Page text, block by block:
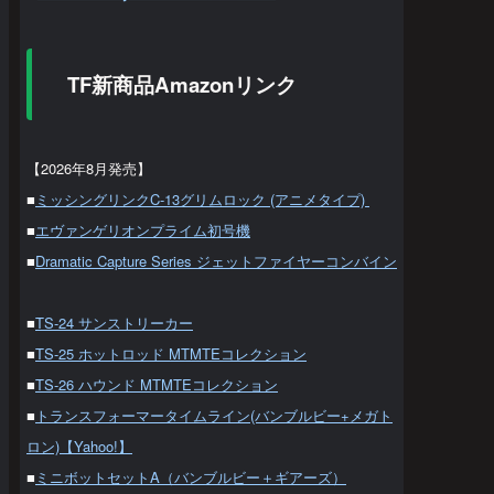
TF新商品Amazonリンク
【2026年8月発売】
■ ミッシングリンクC-13グリムロック (アニメタイプ)
■エヴァンゲリオンプライム初号機
■Dramatic Capture Series ジェットファイヤーコンバイン
■TS-24 サンストリーカー
■TS-25 ホットロッド MTMTEコレクション
■TS-26 ハウンド MTMTEコレクション
■ トランスフォーマータイムライン(バンブルビー+メガト
ロン)【Yahoo!】
■ ミニボットセットA（バンブルビー＋ギアーズ）